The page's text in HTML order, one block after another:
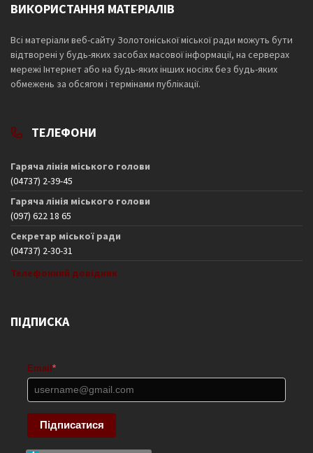
ВИКОРИСТАННЯ МАТЕРІАЛІВ
Всі матеріали веб-сайту Золотоніської міської ради можуть бути
відтворені у будь-яких засобах масової інформації, на серверах
мережі Інтернет або на будь-яких інших носіях без будь-яких
обмежень за обсягом і термінами публікації.
ТЕЛЕФОНИ
Гаряча лінія міського голови
(04737) 2-39-45
Гаряча лінія міського голови
(097) 622 18 65
Секретар міської ради
(04737) 2-30-31
Телефонний довідник
ПІДПИСКА
Email *
Підписатися